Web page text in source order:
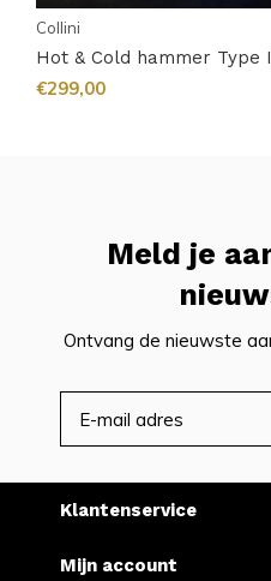
Collini
Hot & Cold hammer Type I
€299,00
Meld je
Ontvang de nieuwste
Klantenservice
Mijn account